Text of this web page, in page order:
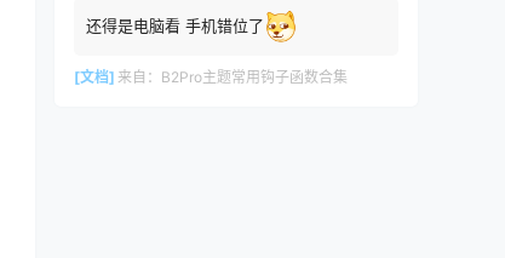
还得是电脑看 手机错位了
[文档] 来自： B2Pro主题常用钩子函数合集